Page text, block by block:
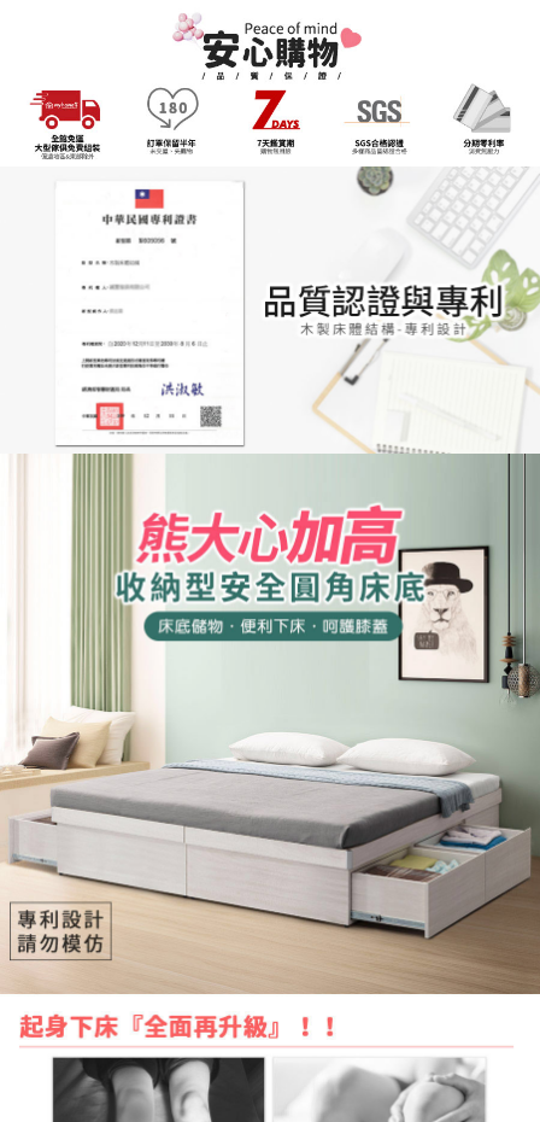
資料（包含姓名、電話或地址）提供予台灣大哥大進項蒐集、處理及利用，
由本公司與您本人進行分期帳單所需資料之確認、核對及更正。
3.完整用戶服務條款，請詳閱以下連結： https://oppay.tw/userRule
是否繳費成功／繳費後需取消欲退款等相關疑問，請聯繫「AFTEE先享後付
https://netprotections.freshdesk.com/support/home
１．透過由恩沛科技股份有限公司提供之「AFTEE先享後付」服務完成之交
易，需依本服務之必要範圍內提供個人資料，並將交易相關給付款項請求債
權轉讓予恩沛科技股份有限公司。
https://aftee.tw/terms/#terms3
３．未成年的使用者請事先徵得法定代理人或監護人之同意方可使用
「AFTEE先享後付」，若未經同意申辦者引起之損失，本公司不負相關責
４．使用「AFTEE先享後付」時，將依據個別帳號之用戶狀況，依本公司即
時審查核予不同之上限額度；若仍有額度不足之情形，本公司將視審查結果
５．嚴禁一人註冊多個帳號或使用他人資訊註冊。若發現惡意使用之情形，
恩沛科技股份有限公司將有權停止該用戶之使用額度並採取法律行動。